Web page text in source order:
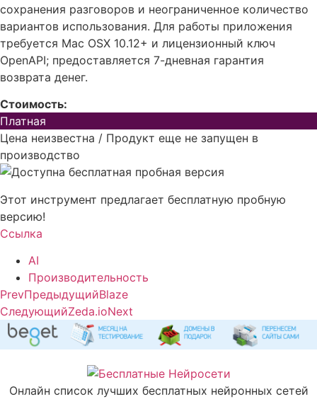
сохранения разговоров и неограниченное количество
вариантов использования. Для работы приложения
требуется Mac OSX 10.12+ и лицензионный ключ
OpenAPI; предоставляется 7-дневная гарантия
возврата денег.
Стоимость:
Платная
Цена неизвестна / Продукт еще не запущен в
производство
Этот инструмент предлагает бесплатную пробную
версию!
Ссылка
AI
Производительность
PrevПредыдущийBlaze
СледующийZeda.ioNext
Онлайн список лучших бесплатных нейронных сетей